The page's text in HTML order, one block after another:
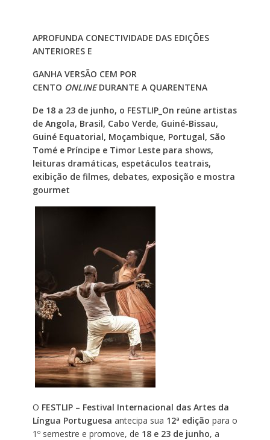
APROFUNDA CONECTIVIDADE DAS EDIÇÕES
ANTERIORES E
GANHA VERSÃO CEM POR
CENTO ONLINEDURANTE A QUARENTENA
De 18 a 23 de junho, o FESTLIP_On reúne artistas
de Angola, Brasil, Cabo Verde, Guiné-Bissau,
Guiné Equatorial, Moçambique, Portugal, São
Tomé e Príncipe e Timor Leste para shows,
leituras dramáticas, espetáculos teatrais,
exibição de filmes, debates, exposição e mostra
gourmet
O FESTLIP – Festival Internacional das Artes da
Língua Portuguesa antecipa sua 12ª edição para o
1º semestre e promove, de 18 e 23 de junho, a